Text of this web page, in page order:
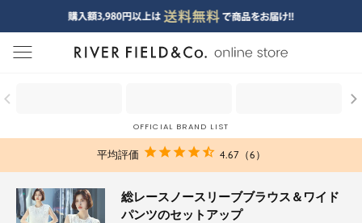
menu
OFFICIAL BRAND LIST
総レースノースリーブブラウス＆ワイド
パンツのセットアップ
4.67 6